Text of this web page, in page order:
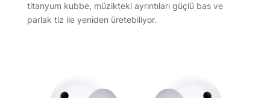
titanyum kubbe, müzikteki ayrıntıları güçlü bas ve
parlak tiz ile yeniden üretebiliyor.